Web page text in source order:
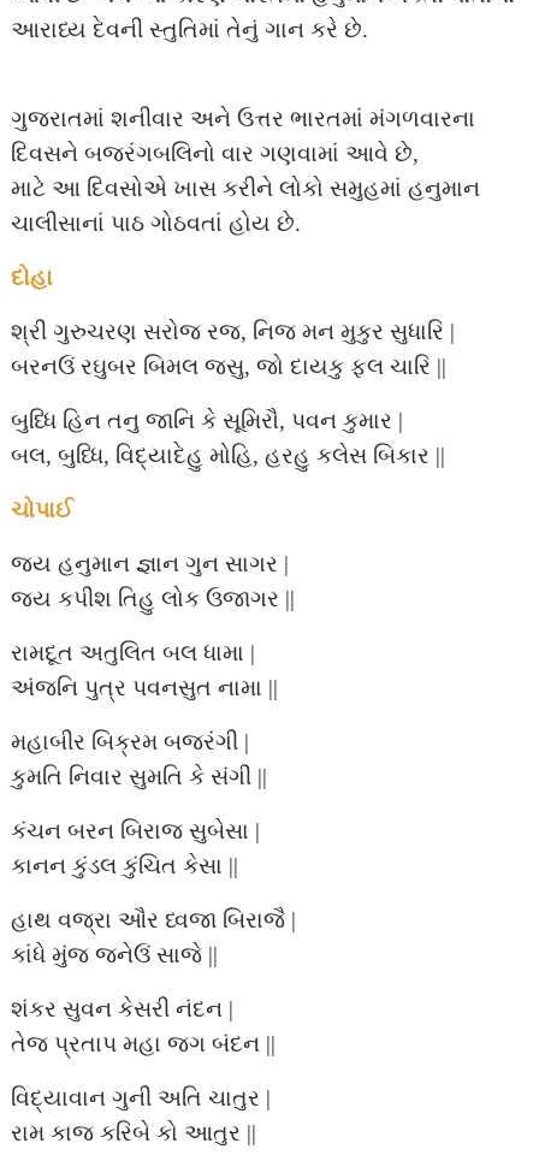
આરાધ્ય દેવની સ્તુતિમાં તેનું ગાન કરે છે.
ગુજરાતમાં શનીવાર અને ઉત્તર ભારતમાં મંગળવારના
દિવસને બજરંગબલિનો વાર ગણવામાં આવે છે,
માટે આ દિવસોએ ખાસ કરીને લોકો સમુહમાં હનુમાન
ચાલીસાનાં પાઠ ગોઠવતાં હોય છે.
દોહા
શ્રી ગુરુચરણ સરોજ રજ, નિજ મન મુકુર સુધારિ |
બરનઉં રઘુબર બિમલ જસુ, જો દાયકુ ફલ ચારિ ||
બુધ્ધિ હિન તનુ જાનિ કે સૂમિરૌ, પવન કુમાર |
બલ, બુધ્ધિ, વિદ્યાદેહુ મોહિ, હરહુ કલેસ બિકાર ||
ચોપાઈ
જય હનુમાન જ્ઞાન ગુન સાગર |
જય કપીશ તિહુ લોક ઉજાગર ||
રામદૂત અતુલિત બલ ધામા |
અંજનિ પુત્ર પવનસુત નામા ||
મહાબીર બિક્રમ બજરંગી |
કુમતિ નિવાર સુમતિ કે સંગી ||
કંચન બરન બિરાજ સુબેસા |
કાનન કુંડલ કુંચિત કેસા ||
હાથ વજ્રા ઔર ધ્વજા બિરાજૈ |
કાંધે મુંજ જનેઉં સાજે ||
શંકર સુવન કેસરી નંદન |
તેજ પ્રતાપ મહા જગ બંદન ||
વિદ્યાવાન ગુની અતિ ચાતુર |
રામ કાજ કરિબે કો આતુર ||